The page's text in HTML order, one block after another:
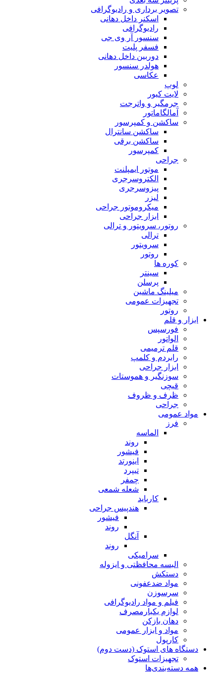
تصویر برداری و رادیوگرافی
اسکنر داخل دهانی
رادیوگرافی
سنسور آر وی جی
فسفر پلیت
دوربین داخل دهانی
هولدر سنسور
عکاسی
لوپ
لایت کیور
جرمگیر و واترجت
آمالگاماتور
ساکشن و کمپرسور
ساکشن سانترال
ساکشن برقی
کمپرسور
جراحی
موتور ایمپلنت
الکتروسرجری
پیزوسرجری
لیزر
میکروموتور جراحی
ابزار جراحی
روتور، سرویتور و ترالی
ترالی
سرویتور
روتور
کوره ها
سینتر
پرسلن
میلینگ ماشین
تجهیزات عمومی
روتور
ابزار و قلم
فورسپس
الواتور
قلم ترمیمی
رابردم و کلمپ
ابزار جراحی
سوزنگیر و هموستات
قیچی
ظرف و ظروف
جراحی
مواد عمومی
فرز
الماسه
روند
فیشور
اینورتد
تیپرد
چمفر
شعله شمعی
کارباید
هندپیس جراحی
فیشور
روند
آنگل
روند
سرامیکی
البسه محافظتی و ایزوله
دستکش
مواد ضدعفونی
سرسوزن
فیلم و مواد رادیوگرافی
لوازم یکبارمصرف
دهان بازکن
مواد و ابزار عمومی
کارپول
دستگاه های استوک (دست دوم)
تجهیزات استوک
همه دسته‌بندی‌ها